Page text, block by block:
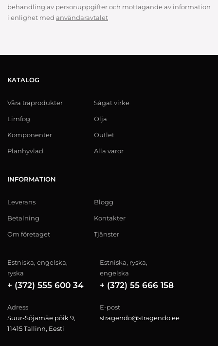
behandling av personuppgifter och mottagande av information
i enlighet med användaravtalet
KATALOG
Våra träprodukter
Limfog
Komponenter
Planhyvlad
Sågat virke
Olja
Outlet
Alla varor
INFORMATION
Leverans
Betalning
Om företaget
Blogg
Kontakter
Tjänster
Estniska, engelska,
ryska
+ (372) 555 600 34
Estniska, ryska,
engelska
+ (372) 55 666 158
Adress
Suur-Sõjamäe põik 9,
11415 Tallinn, Eesti
E-post
stragendo@stragendo.ee